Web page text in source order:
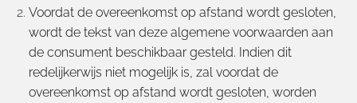
Voordat de overeenkomst op afstand wordt gesloten,
wordt de tekst van deze algemene voorwaarden aan
de consument beschikbaar gesteld. Indien dit
redelijkerwijs niet mogelijk is, zal voordat de
overeenkomst op afstand wordt gesloten, worden